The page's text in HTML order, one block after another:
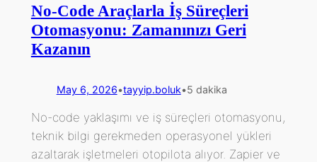
No-Code Araçlarla İş Süreçleri
Otomasyonu: Zamanınızı Geri
Kazanın
May 6, 2026•tayyip.boluk•5 dakika
No-code yaklaşımı ve iş süreçleri otomasyonu,
teknik bilgi gerekmeden operasyonel yükleri
azaltarak işletmeleri otopilota alıyor. Zapier ve